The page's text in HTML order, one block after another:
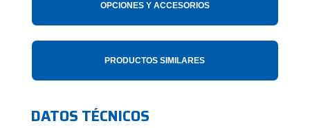
OPCIONES Y ACCESORIOS
PRODUCTOS SIMILARES
DATOS TÉCNICOS